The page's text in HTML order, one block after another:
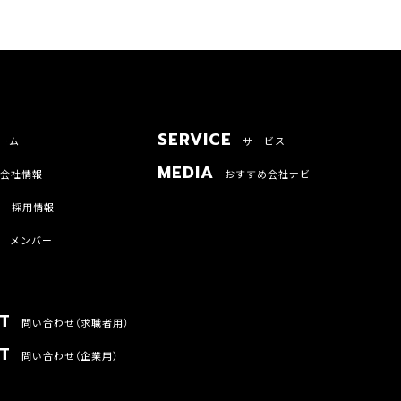
ム
会社情報
採用情報
メンバー
問い合わせ（求職者用）
問い合わせ（企業用）
SERVICE サービス
MEDIA おすすめ会社ナビ